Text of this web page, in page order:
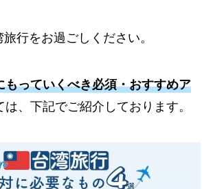
行をお過ごしください。
もっていくべき必須・おすすめア
は、下記でご紹介しております。